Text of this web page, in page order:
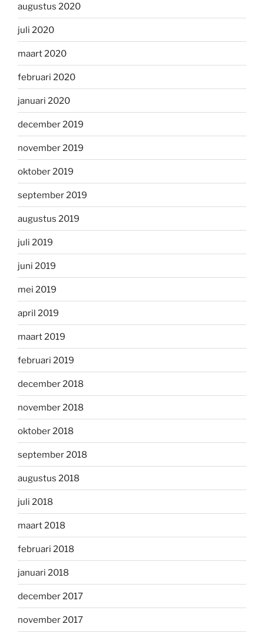
augustus 2020
juli 2020
maart 2020
februari 2020
januari 2020
december 2019
november 2019
oktober 2019
september 2019
augustus 2019
juli 2019
juni 2019
mei 2019
april 2019
maart 2019
februari 2019
december 2018
november 2018
oktober 2018
september 2018
augustus 2018
juli 2018
maart 2018
februari 2018
januari 2018
december 2017
november 2017